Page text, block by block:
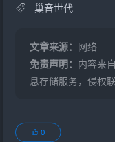
巢音世代
文章来源： 网络
免责声明： 内容来
息存储服务，侵权联
0